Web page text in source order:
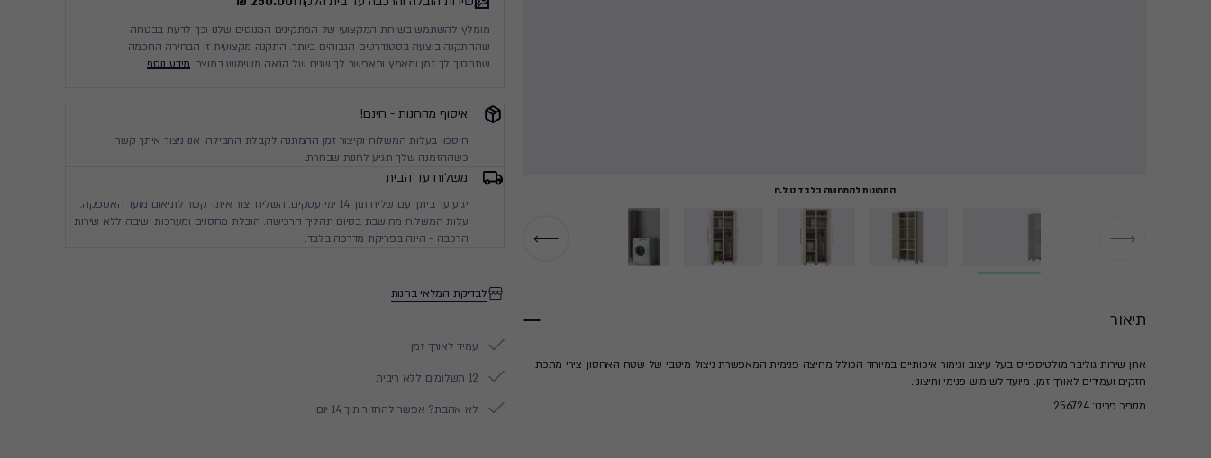
מומלץ להשתמש בשירות המקצועי של המתקינים המנוסים שלנו וכך לדעת בבטחה
שההתקנה בוצעה בסטנדרטים הגבוהים ביותר. התקנה מקצועית זו הבחירה החכמה
שתחסוך לך זמן ומאמץ ותאפשר לך שנים של הנאה משימוש במוצר. מידע נוסף
איסוף מהחנות - חינם!
חיסכון בעלות המשלוח וקיצור זמן ההמתנה לקבלת החבילה. אנו ניצור איתך קשר
כשההזמנה שלך תגיע לחנות שבחרת.
משלוח עד הבית
יגיע עד ביתך עם שליח תוך 14 ימי עסקים. השליח יצור איתך קשר לתיאום מועד האספקה.
עלות המשלוח מחושבת בסיום תהליך הרכישה. הובלת מחסנים ומערכות ישיבה ללא שירות
הרכבה - הינה בפריקת מדרכה בלבד.
לבדיקת המלאי בחנות
עמיד לאורך זמן
12 תשלומים ללא ריבית
לא אהבת? אפשר להחזיר תוך 14 יום
התמונות להמחשה בלבד ט.ל.ח
תיאור
ארון שירות גוליבר מולטיספייס בעל עיצוב וגימור איכותיים במיוחד הכולל מחיצה פנימית המאפשרת ניצול מיטבי של שטח האחסון, צירי מתכת
חזקים ועמידים לאורך זמן. מיועד לשימוש פנימי וחיצוני.
מספר פריט: 256724